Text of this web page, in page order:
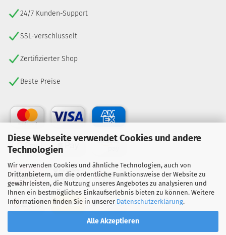
Diese Webseite verwendet Cookies und andere
Technologien
Wir verwenden Cookies und ähnliche Technologien, auch von
Drittanbietern, um die ordentliche Funktionsweise der Website zu
gewährleisten, die Nutzung unseres Angebotes zu analysieren und
Ihnen ein bestmögliches Einkaufserlebnis bieten zu können. Weitere
Informationen finden Sie in unserer Datenschutzerklärung.
Alle Akzeptieren
24/7 Kunden-Support
SSL-verschlüsselt
Zertifizierter Shop
Beste Preise